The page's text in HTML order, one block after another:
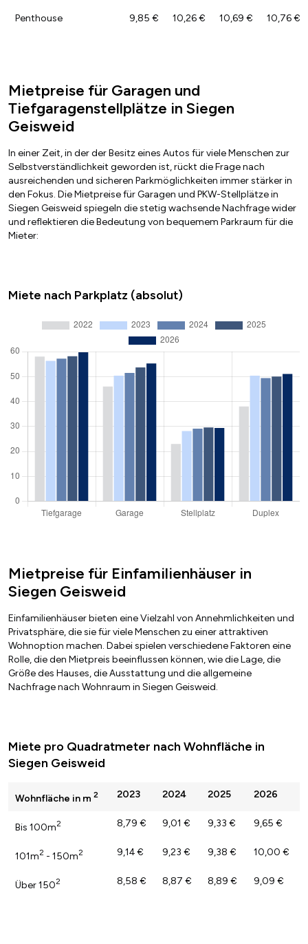
Penthouse 9,85 € 10,26 € 10,69 € 10,76 €
Mietpreise für Garagen und
Tiefgaragenstellplätze in Siegen
Geisweid
In einer Zeit, in der der Besitz eines Autos für viele Menschen zur
Selbstverständlichkeit geworden ist, rückt die Frage nach
ausreichenden und sicheren Parkmöglichkeiten immer stärker in
den Fokus. Die Mietpreise für Garagen und PKW-Stellplätze in
Siegen Geisweid spiegeln die stetig wachsende Nachfrage wider
und reflektieren die Bedeutung von bequemem Parkraum für die
Mieter:
Miete nach Parkplatz (absolut)
Mietpreise für Einfamilienhäuser in
Siegen Geisweid
Einfamilienhäuser bieten eine Vielzahl von Annehmlichkeiten und
Privatsphäre, die sie für viele Menschen zu einer attraktiven
Wohnoption machen. Dabei spielen verschiedene Faktoren eine
Rolle, die den Mietpreis beeinflussen können, wie die Lage, die
Größe des Hauses, die Ausstattung und die allgemeine
Nachfrage nach Wohnraum in Siegen Geisweid.
Miete pro Quadratmeter nach Wohnfläche in
Siegen Geisweid
Wohnfläche in m 2 2023 2024 2025 2026
Bis 100m2 8,79 € 9,01 € 9,33 € 9,65 €
101m2 - 150m2 9,14 € 9,23 € 9,38 € 10,00 €
Über 1502 8,58 € 8,87 € 8,89 € 9,09 €